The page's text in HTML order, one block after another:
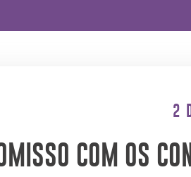
2
COM OS